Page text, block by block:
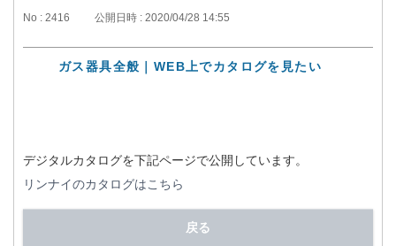
No : 2416 公開日時 : 2020/04/28 14:55
ガス器具全般｜WEB上でカタログを見たい
デジタルカタログを下記ページで公開しています。
リンナイのカタログはこちら
戻る